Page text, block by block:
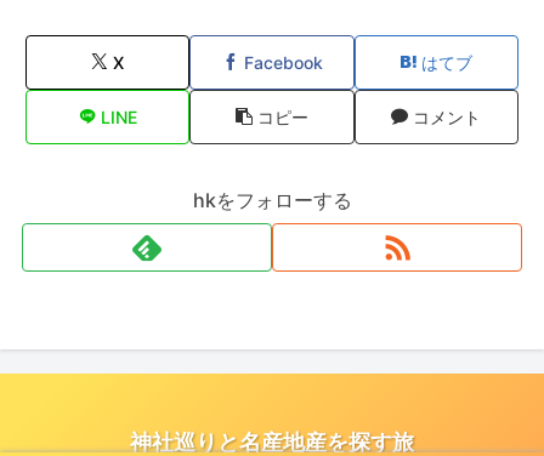
X Facebook はてブ
LINE コピー コメント
hkをフォローする
神社巡りと名産地産を探す旅